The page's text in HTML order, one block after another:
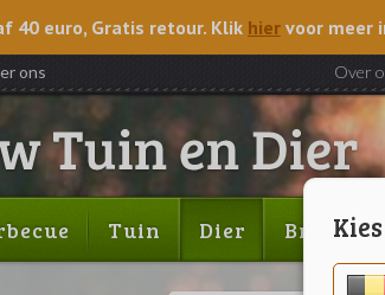
40 euro, Gratis retour. Klik hier voor meer
ons Over
Tuin Dier Brood &